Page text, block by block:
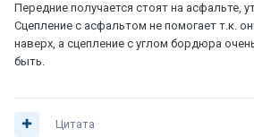
Передние получается стоят на асфальте,
Сцепление с асфальтом не помогает т.к.
наверх, а сцепление с углом бордюра
быть.
Цитата